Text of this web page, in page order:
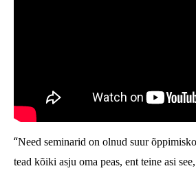
“Need seminarid on olnud suur
tead kõiki asju oma peas, ent teine asi